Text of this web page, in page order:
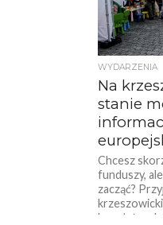
WYDARZENIA
Na
stanie
Chcesz
funduszy,
zacząć?
bezpłatnych